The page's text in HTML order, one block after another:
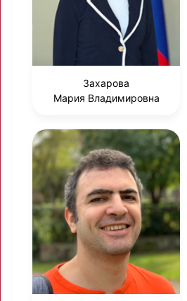
Захарова
Мария Владимировна